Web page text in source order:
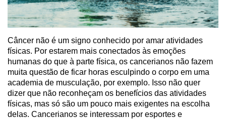
Câncer não é um signo conhecido por amar atividades
físicas. Por estarem mais conectados às emoções
humanas do que à parte física, os cancerianos não fazem
muita questão de ficar horas esculpindo o corpo em uma
academia de musculação, por exemplo. Isso não quer
dizer que não reconheçam os benefícios das atividades
físicas, mas só são um pouco mais exigentes na escolha
delas. Cancerianos se interessam por esportes e